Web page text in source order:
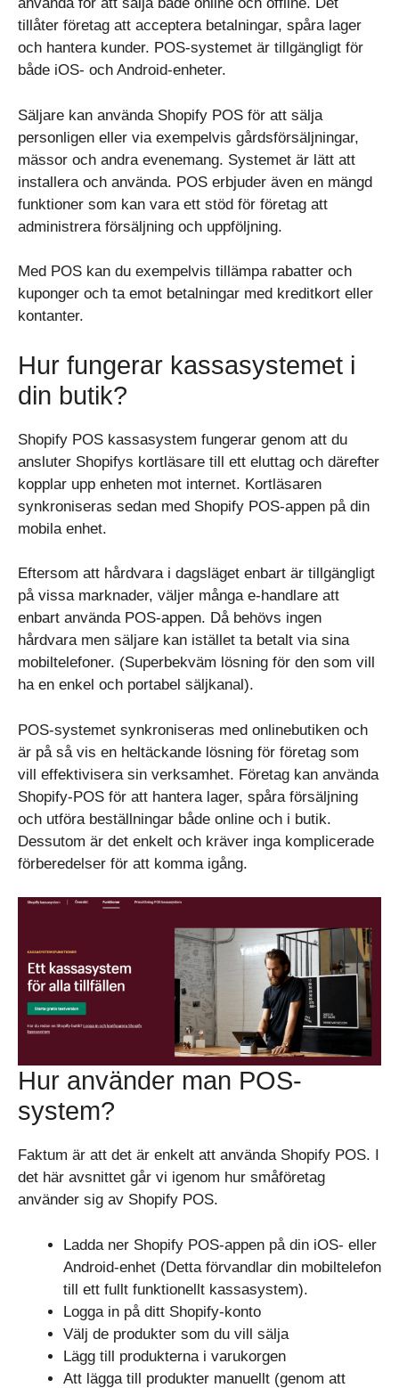
tillåter företag att acceptera betalningar, spåra lager
och hantera kunder. POS-systemet är tillgängligt för
både iOS- och Android-enheter.
Säljare kan använda Shopify POS för att sälja
personligen eller via exempelvis gårdsförsäljningar,
mässor och andra evenemang. Systemet är lätt att
installera och använda. POS erbjuder även en mängd
funktioner som kan vara ett stöd för företag att
administrera försäljning och uppföljning.
Med POS kan du exempelvis tillämpa rabatter och
kuponger och ta emot betalningar med kreditkort eller
kontanter.
Hur fungerar kassasystemet i
din butik?
Shopify POS kassasystem fungerar genom att du
ansluter Shopifys kortläsare till ett eluttag och därefter
kopplar upp enheten mot internet. Kortläsaren
synkroniseras sedan med Shopify POS-appen på din
mobila enhet.
Eftersom att hårdvara i dagsläget enbart är tillgängligt
på vissa marknader, väljer många e-handlare att
enbart använda POS-appen. Då behövs ingen
hårdvara men säljare kan istället ta betalt via sina
mobiltelefoner. (Superbekväm lösning för den som vill
ha en enkel och portabel säljkanal).
POS-systemet synkroniseras med onlinebutiken och
är på så vis en heltäckande lösning för företag som
vill effektivisera sin verksamhet. Företag kan använda
Shopify-POS för att hantera lager, spåra försäljning
och utföra beställningar både online och i butik.
Dessutom är det enkelt och kräver inga komplicerade
förberedelser för att komma igång.
Hur använder man POS-
system?
Faktum är att det är enkelt att använda Shopify POS. I
det här avsnittet går vi igenom hur småföretag
använder sig av Shopify POS.
Ladda ner Shopify POS-appen på din iOS- eller
Android-enhet (Detta förvandlar din mobiltelefon
till ett fullt funktionellt kassasystem).
Logga in på ditt Shopify-konto
Välj de produkter som du vill sälja
Lägg till produkterna i varukorgen
Att lägga till produkter manuellt (genom att